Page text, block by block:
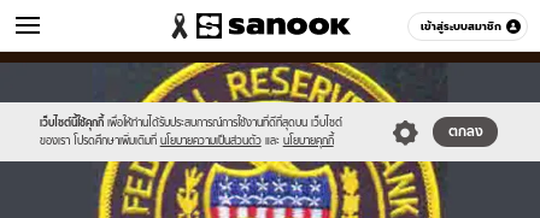
เข้าสู่ระบบสมาชิก
ข่าว หมวดอื่นๆ
เว็บไซต์นี้ใช้คุกกี้ เพื่อให้ท่านได้รับประสบการณ์การใช้งานที่ดีที่สุดบน เว็บไซต์
ของเรา โปรดศึกษาเพิ่มเติมที่ นโยบายความเป็นส่วนตัว และ นโยบายคุกกี้
ตกลง
//s.isanook.com/sr/0/images/logo-
new-
sanook.png
//s.isanook.com/ns/0/ud/362/1814218/625666-
01.jpg